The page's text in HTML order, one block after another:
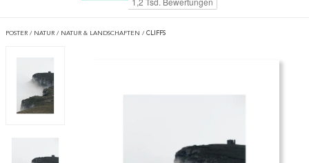
POSTER / NATUR / NATUR & LANDSCHAFTEN / CLIFFS